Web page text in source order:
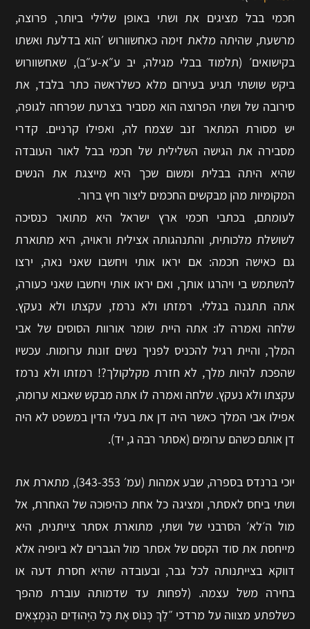
חכמי בבל מציגים את ושתי באופן שלילי ביותר, פרוצה,
מרשעת, שהיתה מלאת זימה כאחשוורוש ׳הוא בדלעת ואשתו
בקישואים׳ (תלמוד בבלי מגילה, יב ע״א-ע״ב), שאחשוורוש
ביקש שושתי תגיע בעירום מלא כשלראשה כתר בלבד, את
סירובה של ושתי הפרוצה הוא מסביר בצרעת שפרחה לגופה,
יש מסורת המתאר זנב שצמח לה, ואפילו קרניים. קדרי
מסבירה את הגישה השלילית של חכמי בבל לאור העובדה
שהיא היתה בבלית ומשום שכך היא מייצגת את הנשים
המקומיות מהן מבקשים החכמים ליצור חיץ ברור.
לעומתם, בכתבי חכמי ארץ ישראל היא מתואר כנסיכה
לשושלת מלכותית, והתנהגותה אצילית וראויה, היא מתוארת
גם כאישה חכמה: אם יראו אותי ויחשבו שאני נאה, ירצו
להשתמש בי ויהרגו אותך, ואם יראו אותי ויחשבו שאני כעורה,
אתה תתגנה בגללי. רמזתו ולא נרמז, עקצתו ולא נעקץ.
שלחה ואמרה לו: אתה היית שומר אורוות הסוסים של אבי
המלך, והיית רגיל להכניס לפניך נשים זונות ערומות. עכשיו
שהפכת להיות מלך, לא חזרת מקלקולך?! רמזתו ולא נרמז
עקצתו ולא נעקץ. שלחה ואמרה לו אתה מבקש שאבוא ערומה,
אפילו אבי המלך כאשר היה דן את בעלי הדין במשפט לא היה
דן אותם כשהם ערומים (אסתר רבה ג, יד).
יוכי ברנדס בספרה, שבע אמהות (עמ׳ 343-353), מתארת את
ושתי ביחס לאסתר, ומציגה כל אחת כהיפוכה של האחרת, אל
מול ה׳לא׳ הסרבני של ושתי, מתוארת אסתר צייתנית, היא
מייחסת את סוד הקסם של אסתר מול הגברים לא ביופיה אלא
דווקא בצייתנותה לכל גבר, ובעובדה שהיא חסרת דעה או
בחירה משל עצמה. (לפחות עד שדמותה עוברת מהפך
כשלפתע מצווה על מרדכי ״לֵךְ כְּנוֹס אֶת כָּל הַיְּהוּדִים הַנִּמְצְאִים